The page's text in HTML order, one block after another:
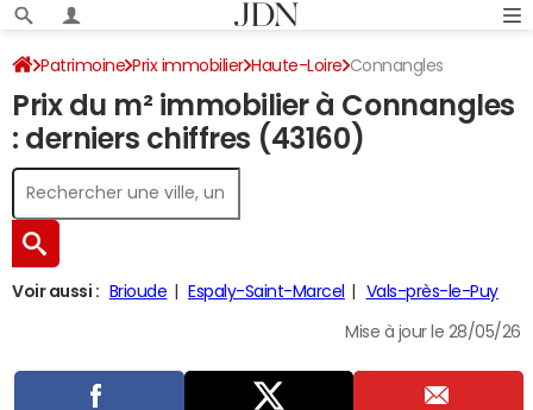
Patrimoine Prix immobilier Haute-Loire Connangles
Prix du m² immobilier à Connangles
: derniers chiffres (43160)
Voir aussi : Brioude Espaly-Saint-Marcel Vals-près-le-Puy
Mise à jour le 28/05/26